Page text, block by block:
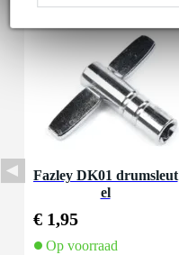
Fazley DK01 drumsleut
el
€ 1,95
Op voorraad